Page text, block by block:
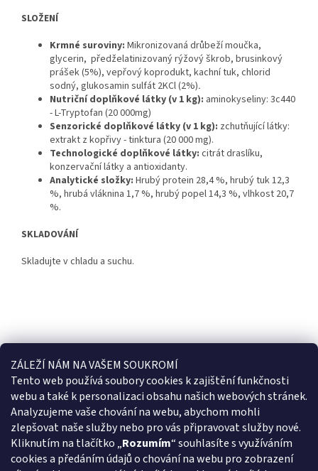
ZÁLEŽÍ NÁM NA VAŠEM SOUKROMÍ
Tento web používá soubory cookies kzajištění funkčnosti
webu a také k personalizaci obsahu našich webových stránek.
Analyzujeme vaše chování na webu, abychom mohli
zlepšovat naše služby nebo pro vás připravovat služby nové.
Kliknutím na tlačítko „Rozumím“ souhlasíte s využíváním
cookies a předáním údajů o chování na webu pro zobrazení
SLOŽENÍ
Krmné suroviny: Mikronizovaná drůbeží moučka,
glycerin, předželatinizovaný rýžový škrob, brusinkový
prášek (5%), vepřový koprodukt, kachní tuk, chlorid
sodný, glukosamin sulfát 2KCl (2%).
Nutriční doplňkové látky (v 1 kg): aminokyseliny: 3c440
- L-Tryptofan (20 000mg)
Senzorické doplňkové látky (v 1 kg): zchutňující látky:
extrakt z kopřivy - tinktura (20 000 mg).
Technologické doplňkové látky: citrát draslíku,
konzervační látky a antioxidanty.
Analytické složky: Hrubý protein 28,4 %, hrubý tuk 12,3
%, hrubá vláknina 1,7 %, hrubý popel 14,3 %, vlhkost 20,7
%.
SKLADOVÁNÍ
Skladujte v chladu a suchu.
Doplňkové parametry
Kategorie: Easypill
Záruka:
2 roky od data výroby
Hmotnost: 0.06 kg
Položka byla vyprodána…